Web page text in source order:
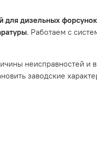
износу. Это
износом.
для дизельных форсунок
. Работаем с
неисправностей и
заводские